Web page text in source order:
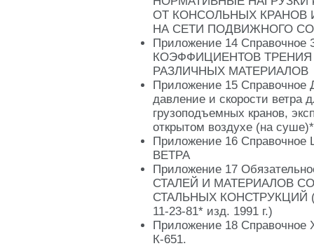
ОТ КОНСОЛЬНЫХ
НА СЕТИ ПОДВИЖНОГО
Приложение 14
КОЭФФИЦИЕНТОВ
РАЗЛИЧНЫХ МАТЕРИАЛОВ
Приложение 15 Справочное
давление и скорости ветра
грузоподъемных кранов,
открытом воздухе (на суше)*
Приложение 16
ВЕТРА
Приложение 17
СТАЛЕЙ И МАТЕРИАЛОВ
СТАЛЬНЫХ КОНСТРУКЦИЙ
11-23-81* изд. 1991 г.)
Приложение 18 Справочное
К-651.